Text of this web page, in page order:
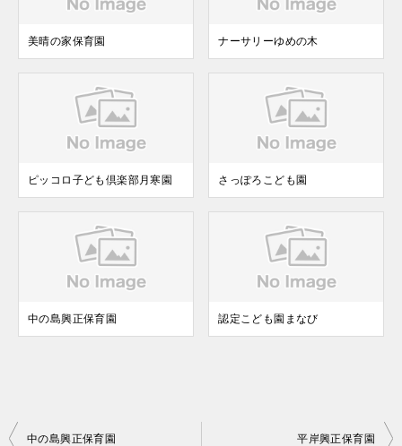
美晴の家保育園 ナーサリーゆめの木
ピッコロ子ども倶楽部月寒園 さっぽろこども園
中の島興正保育園 認定こども園まなび
投
中の島興正保育園 平岸興正保育園